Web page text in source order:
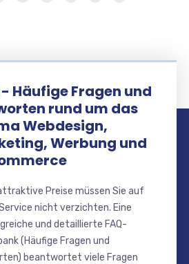
- Häufige Fragen und
rund um das
Webdesign,
Werbung und
Preise müssen Sie auf
nicht verzichten. Eine
und detaillierte FAQ-
(Häufige Fragen und
beantwortet viele Fragen